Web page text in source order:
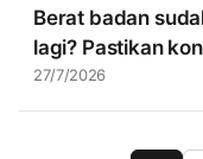
Berat badan
lagi? Pastikan
27/7/2026